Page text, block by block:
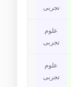
تجربی
علوم
تجربی
علوم
تجربی